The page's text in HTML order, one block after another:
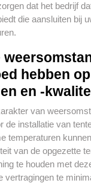
dat het bedrijf
die aansluiten bij
hebben op
en -
van
de installatie van
temperaturen
van de opgezette
te houden met
vertragingen te